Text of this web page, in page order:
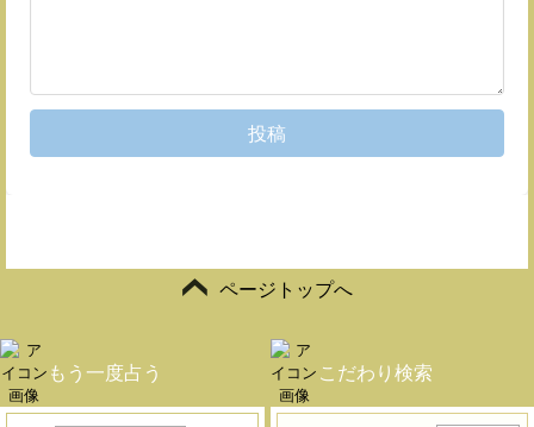
投稿
ページトップへ
もう一度占う こだわり検索